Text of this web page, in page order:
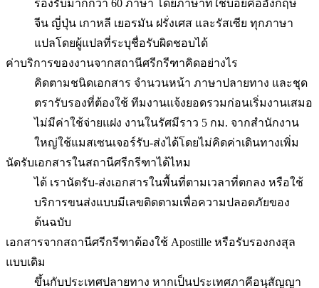
รองรับมากกว่า 60 ภาษา โดยภาษาที่ใช้บ่อยคืออังกฤษ
จีน ญี่ปุ่น เกาหลี เยอรมัน ฝรั่งเศส และรัสเซีย ทุกภาษา
แปลโดยผู้แปลที่ระบุชื่อรับผิดชอบได้
ค่าบริการของงานจากสถานีศรีกรีฑาคิดอย่างไร
คิดตามชนิดเอกสาร จำนวนหน้า ภาษาปลายทาง และชุด
ตรารับรองที่ต้องใช้ ทีมงานแจ้งยอดรวมก่อนเริ่มงานเสมอ
ไม่มีค่าใช้จ่ายแฝง งานในรัศมีราว 5 กม. จากสำนักงาน
ใหญ่ใช้แมสเซนเจอร์รับ-ส่งได้โดยไม่คิดค่าเดินทางเพิ่ม
นัดรับเอกสารในสถานีศรีกรีฑาได้ไหม
ได้ เรานัดรับ-ส่งเอกสารในพื้นที่ตามเวลาที่ตกลง หรือใช้
บริการขนส่งแบบมีเลขติดตามเพื่อความปลอดภัยของ
ต้นฉบับ
เอกสารจากสถานีศรีกรีฑาต้องใช้ Apostille หรือรับรองกงสุล
แบบเดิม
ขึ้นกับประเทศปลายทาง หากเป็นประเทศภาคีอนุสัญญา